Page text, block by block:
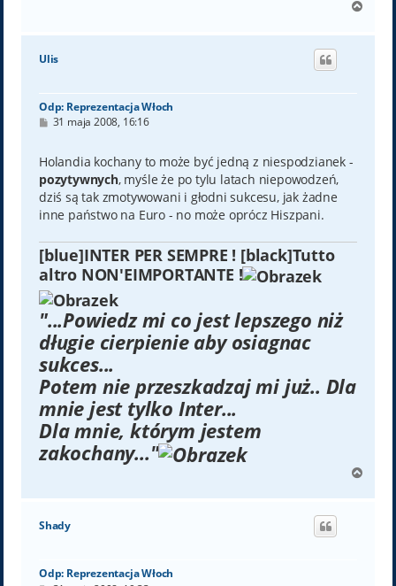
g
Ulis
Odp: Reprezentacja Włoch
P
t
31 maja 2008, 16:16
Holandia kochany to może być jedną z niespodzianek -
pozytywnych, myśle że po tylu latach niepowodzeń,
dziś są tak zmotywowani i głodni sukcesu, jak żadne
inne państwo na Euro - no może oprócz Hiszpani.
[blue]INTER PER SEMPRE ! [black]Tutto
altro NON'EIMPORTANTE !
"...Powiedz mi co jest lepszego niż
długie cierpienie aby osiagnac
sukces...
Potem nie przeszkadzaj mi już.. Dla
mnie jest tylko Inter...
Dla mnie, którym jestem
zakochany..."
g
Shady
Odp: Reprezentacja Włoch